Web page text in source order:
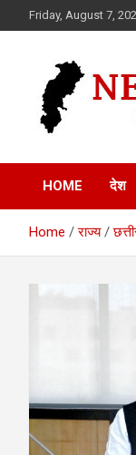
to
Friday, August 7,
News
HOME देश
Home राज्य